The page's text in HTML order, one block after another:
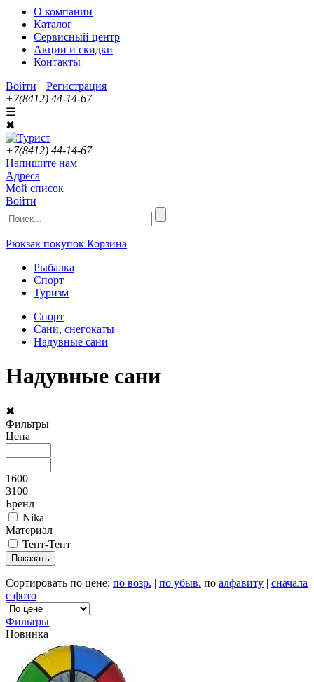
О компании
Каталог
Сервисный центр
Акции и скидки
Контакты
Войти
Регистрация
+7(8412) 44-14-67
☰
✖
+7(8412) 44-14-67
Напишите нам
Адреса
Мой список
Войти
Рюкзак покупок Корзина
Рыбалка
Спорт
Туризм
Спорт
Сани, снегокаты
Надувные сани
Надувные сани
✖
Фильтры
Цена
1600
3100
Бренд
Nika
Материал
Тент-Тент
Сортировать по цене: по возр. | по убыв. по алфавиту | сначала
с фото
Фильтры
Новинка